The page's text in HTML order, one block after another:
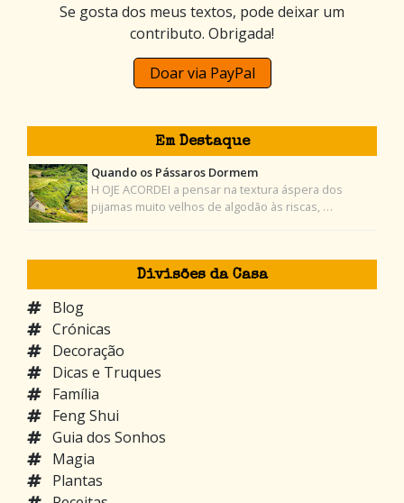
Se gosta dos meus textos, pode deixar um
contributo. Obrigada!
Doar via PayPal
Em Destaque
Quando os Pássaros Dormem
H OJE ACORDEI a pensar na textura áspera dos
pijamas muito velhos de algodão às riscas, …
Divisões da Casa
Blog
Crónicas
Decoração
Dicas e Truques
Família
Feng Shui
Guia dos Sonhos
Magia
Plantas